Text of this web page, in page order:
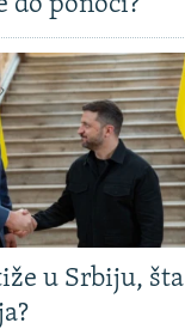
u Srbiju, šta